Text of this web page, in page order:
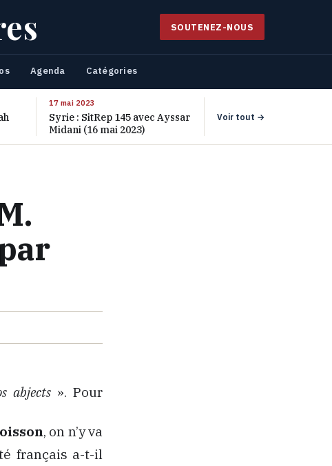
SOUTENEZ-NOUS
Agenda Catégories
17 mai 2023
Syrie : SitRep 145 avec Ayssar
Midani (16 mai 2023)
Voir tout →
abjects ». Pour
, on n’y va
français a-t-il